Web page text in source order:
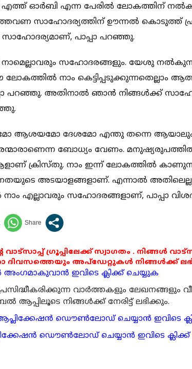
എത്ത് ഓര്‍ബി എന്ന പേരില്‍ ലോകത്തിന്
സാഹോദര്യത്തിന് ഊന്നല്‍ കൊടുത്ത്
പാപ്പാ പറഞ്ഞു.
നാമെല്ലാവരും സഹോദരങ്ങളും. യേശു
ലോകത്തില്‍ നാം കെട്ടിപ്പടുക്കുന്നതെല്ലാം
പറഞ്ഞു. അതിനാല്‍ ഞാന്‍ നിങ്ങള്‍ക്ക്
ആശയമോ ദേശമോ എന്തു തന്നെ ആയാലും
ബോധ്യം വേണം.
ക്രിസ്തു. നാം ഇന്ന് ലോകത്തില്‍
അടയാളങ്ങളാണ്. എന്നാല്‍
എല്ലാവരും സഹോദരങ്ങളാണ്, പാപ്പാ
ഗ്രൂപ്പിലേക്ക് സ്വാഗതം . നിങ്ങൾ
ദിവസത്തെയും അപ്ഡേറ്റുകൾ നിങ്ങൾക്ക്
അംഗമാകുവാൻ ഇവിടെ ക്ലിക്ക് ചെയ്യുക
വാര്‍ത്തകളും ലേഖനങ്ങളും
ആപ്പിലൂടെ നിങ്ങള്‍ക്ക് നേരിട്ട് ലഭിക്കും.
ഡൌണ്‍ലോഡ് ചെയ്യാന്‍ ഇവിടെ
ഡൌണ്‍ലോഡ് ചെയ്യാന്‍ ഇവിടെ ക്ലിക്ക്